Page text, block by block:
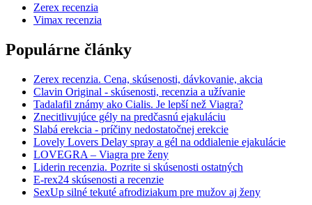
Zerex recenzia
Vimax recenzia
Populárne články
Zerex recenzia. Cena, skúsenosti, dávkovanie, akcia
Clavin Original - skúsenosti, recenzia a užívanie
Tadalafil známy ako Cialis. Je lepší než Viagra?
Znecitlivujúce gély na predčasnú ejakuláciu
Slabá erekcia - príčiny nedostatočnej erekcie
Lovely Lovers Delay spray a gél na oddialenie ejakulácie
LOVEGRA – Viagra pre ženy
Liderin recenzia. Pozrite si skúsenosti ostatných
E-rex24 skúsenosti a recenzie
SexUp silné tekuté afrodiziakum pre mužov aj ženy